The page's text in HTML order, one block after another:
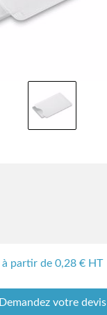
à partir de 0,28€ HT
Demandez votre devis